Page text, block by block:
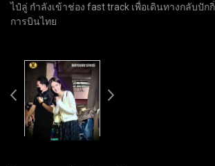
ไป๋ลู่ กำลังเข้าช่อง fast track เพื่อเดินทางกลับปัก
การบินไทย